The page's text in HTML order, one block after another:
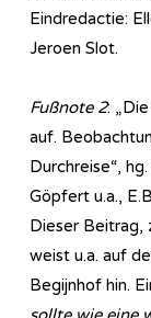
Eindredactie:
Jeroen Slot.
Fußnote 2:
auf.
Durchreise“,
Göpfert u.a.,
Dieser Beitrag,
weist u.a. auf
Begijnhof hin.